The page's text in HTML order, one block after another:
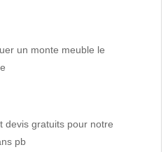
un monte meuble le
devis gratuits pour notre
pb